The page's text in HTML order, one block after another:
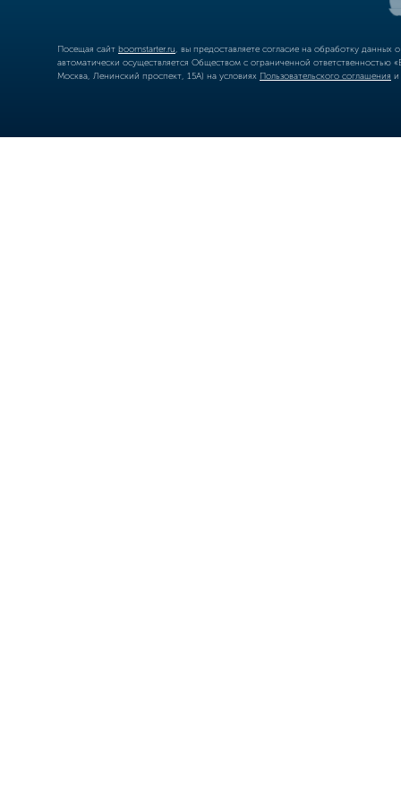
Посещая сайт boomstarter.ru , вы предоставляете согласие на обработку
автоматически осуществляется Обществом с ограниченной
Москва, Ленинский проспект, 15А) на условиях Пользовательского соглашения и